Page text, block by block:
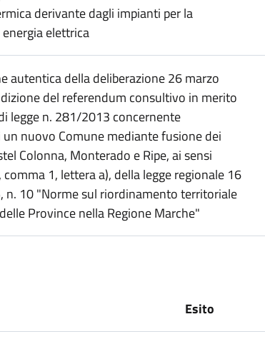
derivante dagli impianti per la
elettrica
autentica della deliberazione 26 marzo
del referendum consultivo in merito
legge n. 281/2013 concernente
nuovo Comune mediante fusione dei
Colonna, Monterado e Ripe, ai sensi
1, lettera a), della legge regionale 16
n. 10 "Norme sul riordinamento territoriale
Province nella Regione Marche"
Esito